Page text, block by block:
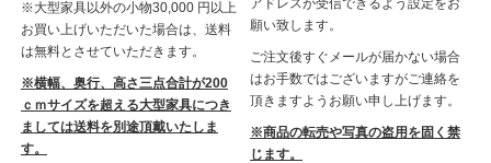
※大型家具以外の小物30,000 円以上
お買い上げいただいた場合は、送料
は無料とさせていただきます。
※横幅、奥行、高さ三点合計が200
ｃｍサイズを超える大型家具につき
ましては送料を別途頂戴いたしま
す。
願い致します。
ご注文後すぐメールが届かない場合
はお手数ではございますがご連絡を
頂きますようお願い申し上げます。
※商品の転売や写真の盗用を固く禁
じます。